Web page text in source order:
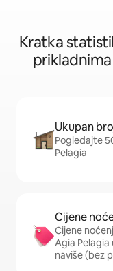
Kratka
Ukupan
Pogledajte
Pelagia
Cijene
Cijene
Agia Pelagia
naviše (bez